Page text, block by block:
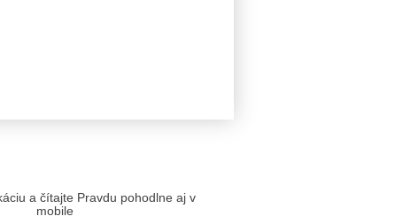
a čítajte Pravdu pohodlne aj v
mobile